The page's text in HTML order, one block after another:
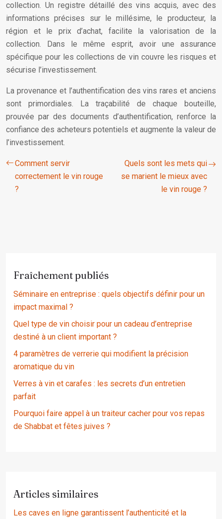
collection. Un registre détaillé des vins acquis, avec des
informations précises sur le millésime, le producteur, la
région et le prix d’achat, facilite la valorisation de la
collection. Dans le même esprit, avoir une assurance
spécifique pour les collections de vin couvre les risques et
sécurise l’investissement.
La provenance et l’authentification des vins rares et anciens
sont primordiales. La traçabilité de chaque bouteille,
prouvée par des documents d’authentification, renforce la
confiance des acheteurs potentiels et augmente la valeur de
l’investissement.
Comment servir
correctement le vin rouge
?
Quels sont les mets qui
se marient le mieux avec
le vin rouge ?
Fraîchement publiés
Séminaire en entreprise : quels objectifs définir pour un
impact maximal ?
Quel type de vin choisir pour un cadeau d’entreprise
destiné à un client important ?
4 paramètres de verrerie qui modifient la précision
aromatique du vin
Verres à vin et carafes : les secrets d’un entretien
parfait
Pourquoi faire appel à un traiteur cacher pour vos repas
de Shabbat et fêtes juives ?
Articles similaires
Les caves en ligne garantissent l’authenticité et la